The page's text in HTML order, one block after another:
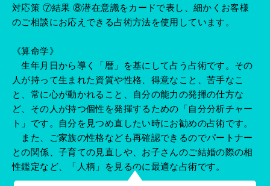
対応策 ⑦結果 ⑧潜在意識をカードで表し、細かくお客様
のご相談にお応えできる占術方法を使用しています。
《算命学》
生年月日から導く「暦」を基にして占う占術です。その
人が持って生まれた資質や性格、得意なこと、苦手なこ
と、常に心が動かれること、自分の能力の発揮の仕方な
ど、その人が持つ個性を発揮するための「自分分析チャー
ト」です。自分を見つめ直したい時にお勧めの占術です。
また、ご家族の性格なども再確認できるのでパートナー
との関係、子育ての見直しや、お子さんのご結婚の際の相
性鑑定など、「人柄」を見るのに最適な占術です。